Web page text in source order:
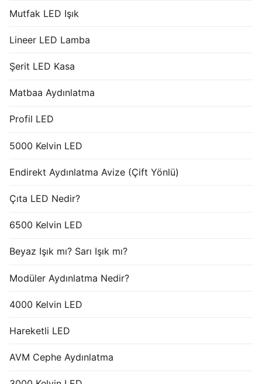
Mutfak LED Işık
Lineer LED Lamba
Şerit LED Kasa
Matbaa Aydınlatma
Profil LED
5000 Kelvin LED
Endirekt Aydınlatma Avize (Çift Yönlü)
Çıta LED Nedir?
6500 Kelvin LED
Beyaz Işık mı? Sarı Işık mı?
Modüler Aydınlatma Nedir?
4000 Kelvin LED
Hareketli LED
AVM Cephe Aydınlatma